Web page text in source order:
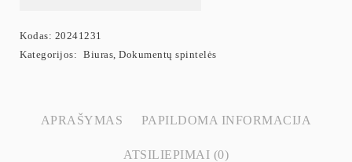
Kodas: 20241231
Kategorijos: Biuras Dokumentų spintelės
APRAŠYMAS PAPILDOMA INFORMACIJA
ATSILIEPIMAI (0)